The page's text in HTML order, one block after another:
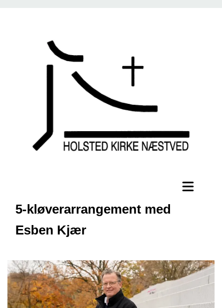
5-kløverarrangement med
Esben Kjær